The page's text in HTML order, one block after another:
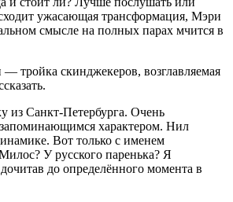
ужасающая трансформация, Мэри
смысле на полных парах мчится в
тройка скинджекеров, возглавляемая
из Санкт-Петербурга. Очень
характером. Нил
Вот только с именем
У русского паренька? Я
до определённого момента в